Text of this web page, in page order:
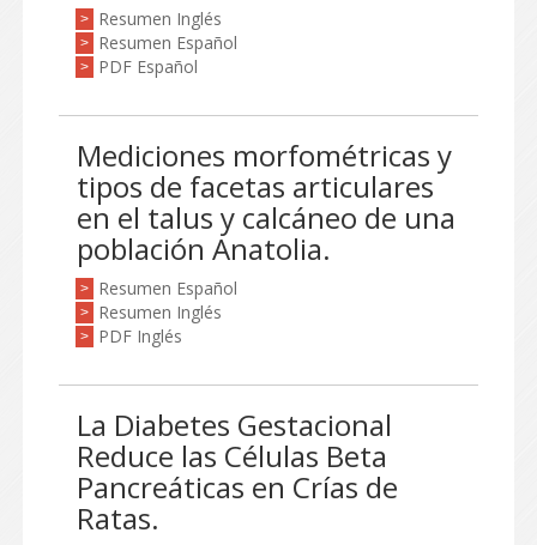
> Resumen Inglés
> Resumen Español
> PDF Español
Mediciones morfométricas y
tipos de facetas articulares
en el talus y calcáneo de una
población Anatolia.
> Resumen Español
> Resumen Inglés
> PDF Inglés
La Diabetes Gestacional
Reduce las Células Beta
Pancreáticas en Crías de
Ratas.